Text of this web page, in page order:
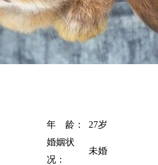
年 龄： 27岁
婚姻状
况：
未婚